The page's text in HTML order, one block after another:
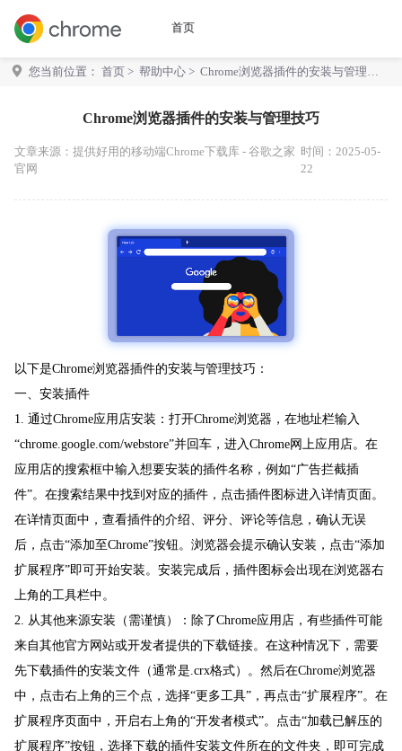
首页
您当前位置： 首页 > 帮助中心 > Chrome浏览器插件的安装与管理技
Chrome浏览器插件的安装与管理技巧
文章来源： 提供好用的移动端Chrome下载库 - 谷歌之家
官网
时间：2025-05-
22
以下是Chrome浏览器插件的安装与管理技巧：
一、安装插件
1. 通过Chrome应用店安装：打开Chrome浏览器，在地址栏输入
“chrome.google.com/webstore”并回车，进入Chrome网上应用店。在
应用店的搜索框中输入想要安装的插件名称，例如“广告拦截插
件”。在搜索结果中找到对应的插件，点击插件图标进入详情页面。
在详情页面中，查看插件的介绍、评分、评论等信息，确认无误
后，点击“添加至Chrome”按钮。浏览器会提示确认安装，点击“添加
扩展程序”即可开始安装。安装完成后，插件图标会出现在浏览器右
上角的工具栏中。
2. 从其他来源安装（需谨慎）：除了Chrome应用店，有些插件可能
来自其他官方网站或开发者提供的下载链接。在这种情况下，需要
先下载插件的安装文件（通常是.crx格式）。然后在Chrome浏览器
中，点击右上角的三个点，选择“更多工具”，再点击“扩展程序”。在
扩展程序页面中，开启右上角的“开发者模式”。点击“加载已解压的
扩展程序”按钮，选择下载的插件安装文件所在的文件夹，即可完成